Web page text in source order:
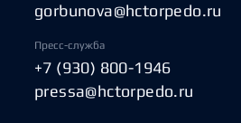
gorbunova@hctorpedo.ru
Пресс-служба
+7 (930) 800-1946
pressa@hctorpedo.ru